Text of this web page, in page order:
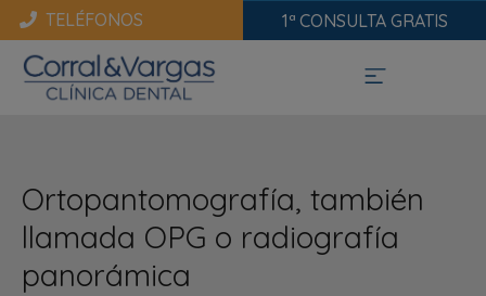
TELÉFONOS 1ª CONSULTA GRATIS
Ortopantomografía, también
llamada OPG o radiografía
panorámica